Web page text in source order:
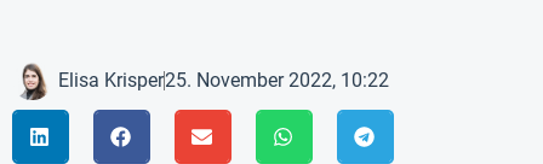
Elisa Krisper25. November 2022, 10:22